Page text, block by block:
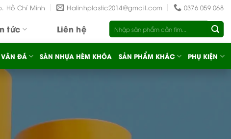
Hồ Chí Minh Halinhplastic2014@gmail.com 0376 059 068
tức Liên hệ
Tìm
kiếm:
VÂN ĐÁ SÀN NHỰA HÈM KHÓA SẢN PHẨM KHÁC PHỤ KIỆN